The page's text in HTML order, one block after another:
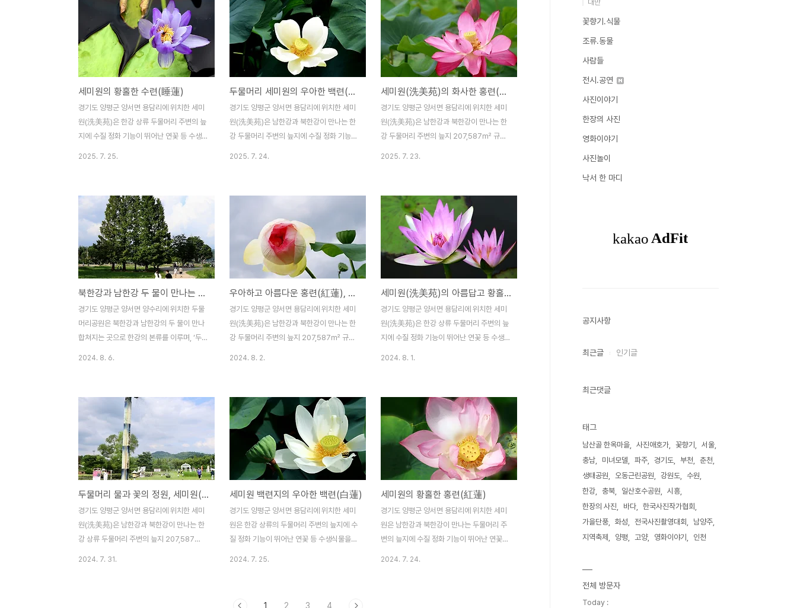
빅토리아 연못ㆍ열대수련정원ㆍ유상곡수ㆍ
장독대 분수 등 연꽃과 더불어 볼거리 또한
다양하다. 세미원 일원에서는 지난 2025. 6.
27(금)부터 오는 2025. 8. 10(일)까지 ‘연
꽃, 내 마음에 담다’를 주제로 ‘2025 연꽃문
화제’가 진행되고 있다. 세미원 이용은 4월
~10월까지는 휴관일 없이 매일 운영하며, 개
장시간은 09:00~20:00까지이고 관람요금
은 일반 7,000원(양평사랑상품권 2,000원
지급) ..
한정(歲寒庭)ㆍ장독대 분수ㆍ페리기념 연못
ㆍ사랑의 연못ㆍ빅토리아 연못ㆍ열대수련정
원ㆍ유상곡수 등 다양한 볼거리들도 많다. 세
미원 일원에서는 지난 2025. 6. 27(금)부터
오는 2025. 8. 10(일)까지 ‘연꽃, 내 마음에
담다’를 주제로 ‘2025 연꽃문화제’가 진행되
고 있다. 세미원 이용은 4월~10월까지는 휴
관일 없이 매일 운영하며, 개장시간은
09:00~20:00까지이고 관람요금은 일반
7,000원..
가족과 연인들의 주말 나들이 명소이기도 하
다. 두물머리 산책로는 일반적인 산책로와는
달리 두물머리의 위치적 특성을 고려하여 북
한강 줄기와 남한강 줄기를 형상화한 스토리
텔링 개념을 도입하여 친환경적 공법의 순환
형 산책로로 조성하였다고 한다. 두물머리 산
책로는 다른 근원을 가진 두 강이 만나는 화
합을 상징하고 다른 한편으로는 생명의 잉태
를 의미하는 화합의 공간을 의미한다고 한다.
배다리 부교(浮橋)는 두물머리..
세미원의 황홀한 수련(睡蓮)
경기도 양평군 양서면 용담리에 위치한 세미
원(洗美苑)은 한강 상류 두물머리 주변의 늪
지에 수질 정화 기능이 뛰어난 연꽃 등 수생
하고 있다고 한다. 세미원 일원에서는 지난
2025. 6. 27(금)부터 오는 2025. 8.
10(일)까지 ‘연꽃, 내 마음에 담다’를 주제로
‘2025 연꽃문화제’가 진행되고 있다. 세미원
(洗美苑)이라는 이름은 '물을 보면 마음을
씻고 꽃을 보면 마음을 아름답게 하라(觀水
洗心 觀花美心)' 라는 글에서 따온 이름이
라고 한다. 세미원 이용은 4월~10월까지는
휴관일 없이 매일 운영하며, 개장시간은
09:00..
2025. 7. 25.
두물머리 세미원의 우아한 백련(白蓮)
경기도 양평군 양서면 용담리에 위치한 세미
원(洗美苑)은 남한강과 북한강이 만나는 한
강 두물머리 주변의 늪지에 수질 정화 기능이
유상곡수ㆍ장독대 분수 등 연꽃과 더불어 볼
거리 또한 다양하다. 세미원 일원에서는 지난
2025. 6. 27(금)부터 오는 2025. 8.
10(일)까지 ‘연꽃, 내 마음에 담다’를 주제로
‘2025 연꽃문화제’가 진행되고 있다. 세미원
에는 아름답고 화려한 연꽃과 수련뿐만 아니
라 수생식물 약 70여종을 비롯하여 초본식물
ㆍ목본식물 등 총 270여종의 식물을 보유하
고 있다고 한다. ..
2025. 7. 24.
세미원(洗美苑)의 화사한 홍련(紅蓮)
경기도 양평군 양서면 용담리에 위치한 세미
원(洗美苑)은 남한강과 북한강이 만나는 한
강 두물머리 주변의 늪지 207,587㎡ 규모
초본식물ㆍ목본식물 등 총 270여종의 식물
을 보유하고 있다고 한다. 세미원 일원에서는
지난 2025. 6. 27(금)부터 오는 2025. 8.
10(일)까지 ‘연꽃, 내 마음에 담다’를 주제로
‘2025 연꽃문화제’가 진행되고 있다. 세미원
은 지난 2019년에 경기도에서는 처음으로
경기도 지방정원 제1호로 등록하였으며, 생
태환경교육ㆍ체험교육ㆍ전시활동을 겸하는
복합문화공간을 지향하는 정원이라고 한다.
세미원..
2025. 7. 23.
북한강과 남한강 두 물이 만나는 두물머리공원
경기도 양평군 양서면 양수리에 위치한 두물
머리공원은 북한강과 남한강의 두 물이 만나
합쳐지는 곳으로 한강의 본류를 이루며, ‘두
이용되고 있으며, 주변에 위치한 세미원(洗
美苑)은 연꽃단지로도 유명하다. 옛 두물머
리 나루터는 남한강 최상류 물길이었던 강원
도 정선ㆍ충북 단양과 물길의 종착지인 뚝섬
과 마포나루를 이어주던 나루터였으며, 세곡
선과 장삿배가 정박하는 남한강 물길의 정류
장이기도 하였다고 한다. 두물머리나루는
1973년에 팔당 댐이 완공되면서 나루터로서
의 기능을 상실하였고, 우천리가 수몰되어 소
내섬이 된 이후에도 귀여리와 분원리로 건..
2024. 8. 6.
우아하고 아름다운 홍련(紅蓮), 세미원(洗美苑)
경기도 양평군 양서면 용담리에 위치한 세미
원(洗美苑)은 남한강과 북한강이 만나는 한
강 두물머리 주변의 늪지 207,587㎡ 규모
초본식물ㆍ목본식물 등 총 270여종의 식물
을 보유하고 있다고 한다. 세미원에서는 지
난 2024. 6. 28(금)부터 오는 8. 15(목)까
지 ‘2024 연꽃, 수련문화제’가 진행되고 있
으며, 개장시간도 09:00~21:00까지 연장
운영하고 관람요금은 일반 5,000원 어린이
ㆍ청소년ㆍ경노 등은 3,000원이다. 세미원
(洗美苑)이라는 이름은 '물을 보면 마음을
씻고 꽃을 보면 마음을 아름답게 하라(觀水
洗心 觀..
2024. 8. 2.
세미원(洗美苑)의 아름답고 황홀한 수련(睡蓮)
경기도 양평군 양서면 용담리에 위치한 세미
원(洗美苑)은 한강 상류 두물머리 주변의 늪
지에 수질 정화 기능이 뛰어난 연꽃 등 수생
하고 있다고 한다. 세미원(洗美苑)이라는
이름은 '물을 보면 마음을 씻고 꽃을 보면 마
음을 아름답게 하라(觀水洗心 觀花美心)'
라는 글에서 따온 이름이라고 한다. 세미원에
서는 지난 2024. 6. 28(금)부터 오는 8.
15(목)까지 ‘2024 연꽃-수련문화제’가 진
행되고 있으며, 개장시간도 09:00~21:00
까지 연장 운영하고 관람요금은 일반 5,000
원 어린이ㆍ청소년ㆍ경노 등은 3,000원이
다. 수..
2024. 8. 1.
두물머리 물과 꽃의 정원, 세미원(洗美苑)
경기도 양평군 양서면 용담리에 위치한 세미
원(洗美苑)은 남한강과 북한강이 만나는 한
강 상류 두물머리 주변의 늪지 207,587㎡
2024. 7. 31.
세미원 백련지의 우아한 백련(白蓮)
경기도 양평군 양서면 용담리에 위치한 세미
원은 한강 상류의 두물머리 주변의 늪지에 수
질 정화 기능이 뛰어난 연꽃 등 수생식물을
2024. 7. 25.
세미원의 황홀한 홍련(紅蓮)
경기도 양평군 양서면 용담리에 위치한 세미
원은 남한강과 북한강이 만나는 두물머리 주
변의 늪지에 수질 정화 기능이 뛰어난 연꽃
2024. 7. 24.
1 2 3 4
대만
꽃향기.식물
조류.동물
사람들
전시.공연
사진이야기
한장의 사진
영화이야기
사진놀이
낙서 한 마디
공지사항
최근글 인기글
최근댓글
태그
남산골 한옥마을 사진애호가 꽃향기
서울
충남
미녀모델 파주 경기도 부천
춘천
생태공원
오동근린공원 강원도
수원
한강
충북 일산호수공원
시흥
한장의 사진
바다
한국사진작가협회
가을단풍
화성 전국사진촬영대회
남양주
지역축제
양평 고양 영화이야기 인천
전체 방문자
Today :